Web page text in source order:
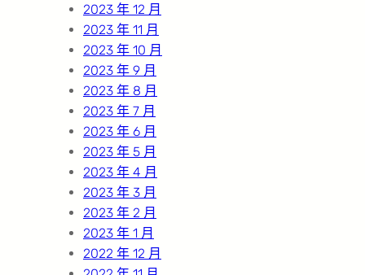
2023 年 12 月
2023 年 11 月
2023 年 10 月
2023 年 9 月
2023 年 8 月
2023 年 7 月
2023 年 6 月
2023 年 5 月
2023 年 4 月
2023 年 3 月
2023 年 2 月
2023 年 1 月
2022 年 12 月